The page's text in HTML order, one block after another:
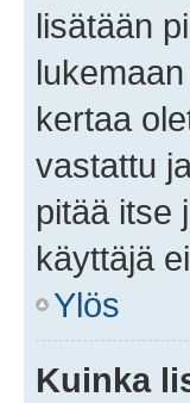
lisätään
kertaa
vastattu
pitää itse
käyttäjä
Ylös
Kuinka